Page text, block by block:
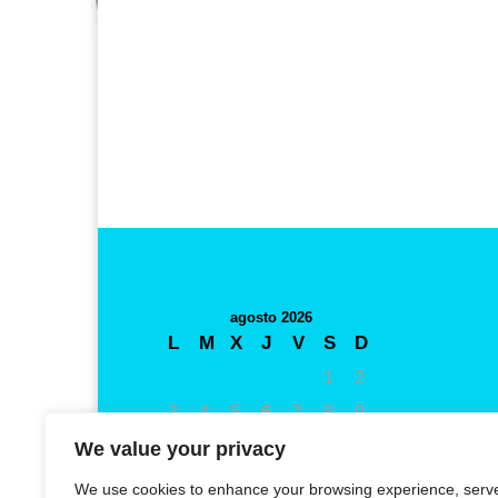
We value your privacy
We use cookies to enhance your browsing experience,
agosto 2026
L M X J V S
D
1
2
3
4 5 6 7 8
9
10 11 12 13
17
21